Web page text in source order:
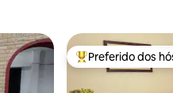
Entre os melhores
Preferido dos